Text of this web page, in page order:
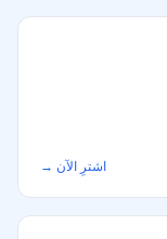
اشترِ الآن →